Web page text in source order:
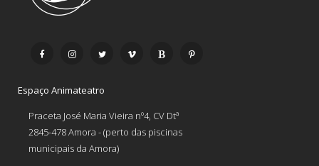
Espaço Animateatro
Praceta José Maria Vieira nº4, CV Dtª
2845-478 Amora - (perto das piscinas
municipais da Amora)